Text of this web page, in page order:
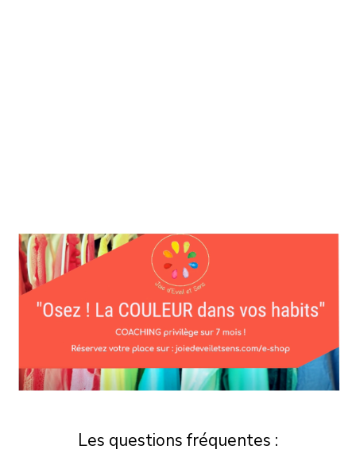
Les questions fréquentes :